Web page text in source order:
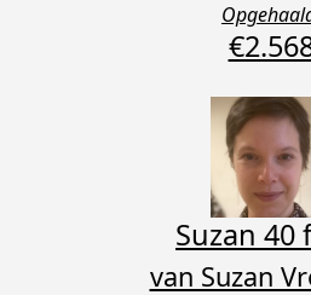
Suzan 40
van Suzan